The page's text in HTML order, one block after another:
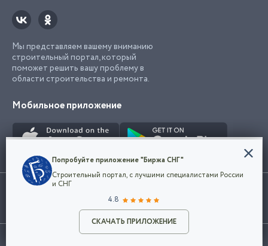
Разместить объявление
Мы представляем вашему вниманию
строительный портал, который
поможет решить вашу проблему в
области строительства и ремонта.
Мобильное приложение
Использование сайта, в том числе подача объявлений, означает
марки представленные на сайте являются собственностью их
©2026Биржа СНГ
Конфиденциальность
Мы используем файлы cookie, чтобы сделать
наш сайт удобным для каждого
Политикой конфиденциальности компании
и принимаете условия использования cookie.
Попробуйте приложение "Биржа СНГ"
Строительный портал, с лучшими специалистами России
и СНГ
4.8
СКАЧАТЬ ПРИЛОЖЕНИЕ